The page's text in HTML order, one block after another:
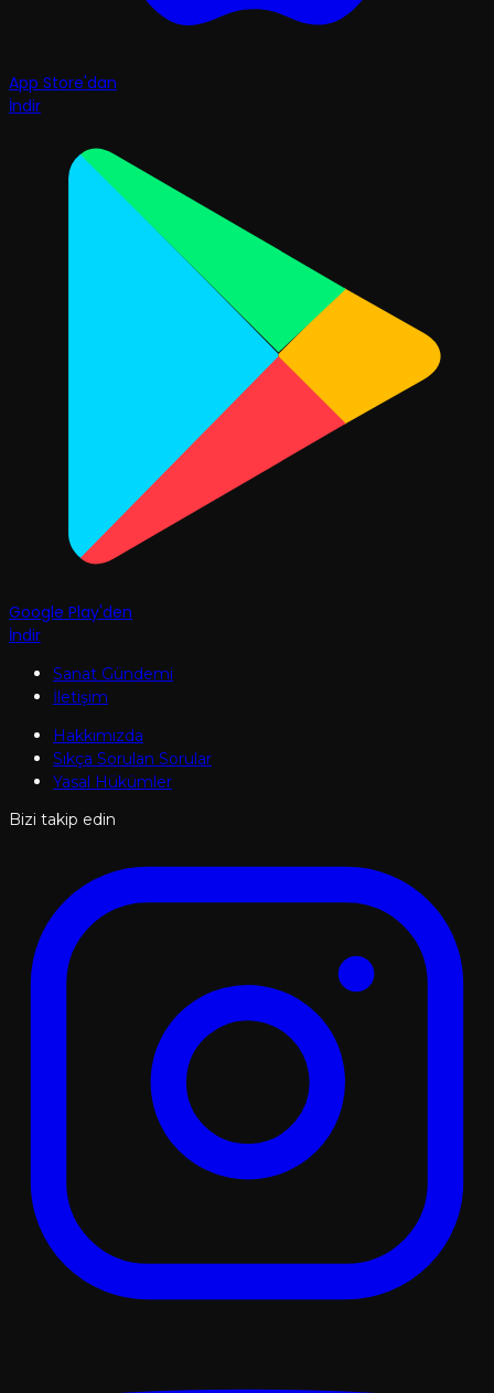
App Store'dan
İndir
Google Play'den
İndir
Sanat Gündemi
İletişim
Hakkımızda
Sıkça Sorulan Sorular
Yasal Hükümler
Bizi takip edin